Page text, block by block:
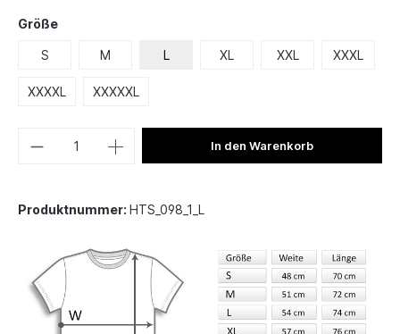
Größe
S M L XL XXL XXXL
XXXXL XXXXXL
In den Warenkorb
Produktnummer: HTS_098_1_L